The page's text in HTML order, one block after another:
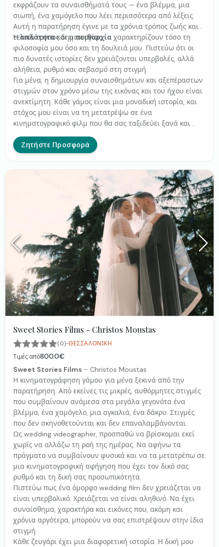
εκφράζουν τα συναισθήματά τους — ένα βλέμμα, μια
σιωπή, ένα χαμόγελο που λέει περισσότερα από λέξεις.
Αυτή η παρατήρηση έγινε με τα χρόνια τρόπος ζωής και
τελικά τρόπος δημιουργίας.
Ηαπλότητακαι ηπειθαρχία χαρακτηρίζουν τόσο τη
φιλοσοφία μου όσο και τη δουλειά μου. Πιστεύω ότι οι
πιο δυνατές ιστορίες δεν χρειάζονται υπερβολές, αλλά
αλήθεια, ρυθμό και σεβασμό στη στιγμή.
Για μένα, η δημιουργία συναισθημάτων και αξεπέραστων
στιγμών στον χρόνο μέσω της εικόνας και του ήχου είναι
ανεκτίμητη. Κάθε γάμος είναι μια μοναδική ιστορία, και
στόχος μου είναι να τη μετατρέψω σε ένα
κινηματογραφικό φιλμ που θα σας ταξιδεύει ξανά και
Ζητήστε Προσφορά
Sweet Stories Films - Christos Moustas
(0)·ΘΕΣΣΑΛΟΝΊΚΗ
Τιμές από800.0€
Sweet Stories Films - Christos Moustas
Η κινηματογράφηση γάμου για μένα ξεκινά από την
παρατήρηση. Από εκείνες τις μικρές, αυθόρμητες στιγμές
που συμβαίνουν ανάμεσα στα μεγάλα γεγονότα ένα
βλέμμα, ένα χαμόγελο, μια αγκαλιά, ένα δάκρυ. Στιγμές
που δεν σκηνοθετούνται και δεν επαναλαμβάνονται.
Ως wedding videographer, προσπαθώ να βρίσκομαι εκεί
χωρίς να αλλάζω τη ροή της ημέρας. Να αφήνω τα
πράγματα να συμβαίνουν φυσικά και να τα μετατρέπω σε
μια κινηματογραφική αφήγηση που έχει τον δικό σας
ρυθμό και τη δική σας προσωπικότητα.
Πιστεύω πως ένα όμορφο wedding film δεν χρειάζεται να
είναι υπερβολικό. Χρειάζεται να είναι αληθινό. Να έχει
συναίσθημα, χαρακτήρα και εικόνες που, ακόμη και
χρόνια αργότερα, μπορούν να σας επιστρέψουν στην ίδια
στιγμή.
Κάθε ζευγάρι έχει μια διαφορετική ιστορία. Η δική μου